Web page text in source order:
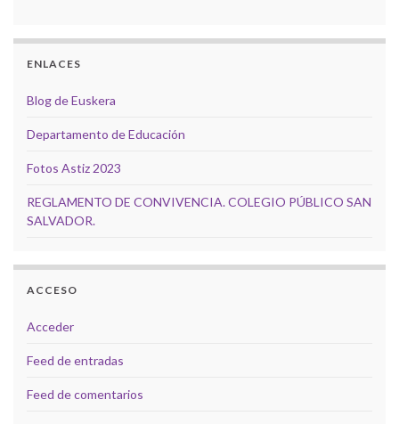
ENLACES
Blog de Euskera
Departamento de Educación
Fotos Astiz 2023
REGLAMENTO DE CONVIVENCIA. COLEGIO PÚBLICO SAN
SALVADOR.
ACCESO
Acceder
Feed de entradas
Feed de comentarios